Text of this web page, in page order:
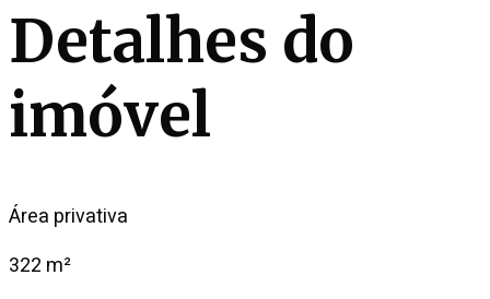
Detalhes do
imóvel
Área privativa
322 m²